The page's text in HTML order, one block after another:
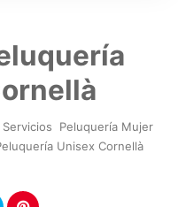
Servicios
Peluquería Mujer
Unisex Cornellà